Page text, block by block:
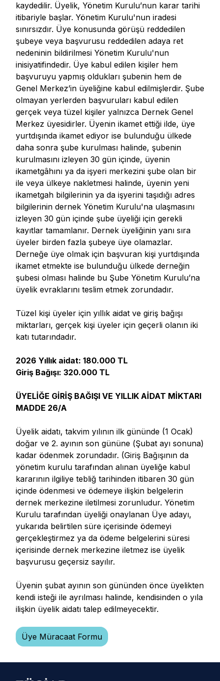
kaydedilir. Üyelik, Yönetim Kurulu’nun karar tarihi
itibariyle başlar. Yönetim Kurulu'nun iradesi
sınırsızdır. Üye konusunda görüşü reddedilen
şubeye veya başvurusu reddedilen adaya ret
nedeninin bildirilmesi Yönetim Kurulu'nun
inisiyatifindedir. Üye kabul edilen kişiler hem
başvuruyu yapmış oldukları şubenin hem de
Genel Merkez’in üyeliğine kabul edilmişlerdir. Şube
olmayan yerlerden başvuruları kabul edilen
gerçek veya tüzel kişiler yalnızca Dernek Genel
Merkez üyesidirler. Üyenin ikamet ettiği ilde, üye
yurtdışında ikamet ediyor ise bulunduğu ülkede
daha sonra şube kurulması halinde, şubenin
kurulmasını izleyen 30 gün içinde, üyenin
ikametgâhını ya da işyeri merkezini şube olan bir
ile veya ülkeye nakletmesi halinde, üyenin yeni
ikametgah bilgilerinin ya da işyerini taşıdığı adres
bilgilerinin dernek Yönetim Kurulu'na ulaşmasını
izleyen 30 gün içinde şube üyeliği için gerekli
kayıtlar tamamlanır. Dernek üyeliğinin yanı sıra
üyeler birden fazla şubeye üye olamazlar.
Derneğe üye olmak için başvuran kişi yurtdışında
ikamet etmekte ise bulunduğu ülkede derneğin
şubesi olması halinde bu Şube Yönetim Kurulu’na
üyelik evraklarını teslim etmek zorundadır.
Tüzel kişi üyeler için yıllık aidat ve giriş bağışı
miktarları, gerçek kişi üyeler için geçerli olanın iki
katı tutarındadır.
2026 Yıllık aidat: 180.000 TL
Giriş Bağışı: 320.000 TL
ÜYELİĞE GİRİŞ BAĞIŞI VE YILLIK AİDAT MİKTARI
MADDE 26/A
Üyelik aidatı, takvim yılının ilk gününde (1 Ocak)
doğar ve 2. ayının son gününe (Şubat ayı sonuna)
kadar ödenmek zorundadır. (Giriş Bağışının da
yönetim kurulu tarafından alınan üyeliğe kabul
kararının ilgiliye tebliğ tarihinden itibaren 30 gün
içinde ödenmesi ve ödemeye ilişkin belgelerin
dernek merkezine iletilmesi zorunludur. Yönetim
Kurulu tarafından üyeliği onaylanan Üye adayı,
yukarıda belirtilen süre içerisinde ödemeyi
gerçekleştirmez ya da ödeme belgelerini süresi
içerisinde dernek merkezine iletmez ise üyelik
başvurusu geçersiz sayılır.
Üyenin şubat ayının son gününden önce üyelikten
kendi isteği ile ayrılması halinde, kendisinden o yıla
ilişkin üyelik aidatı talep edilmeyecektir.
Üye Müracaat Formu